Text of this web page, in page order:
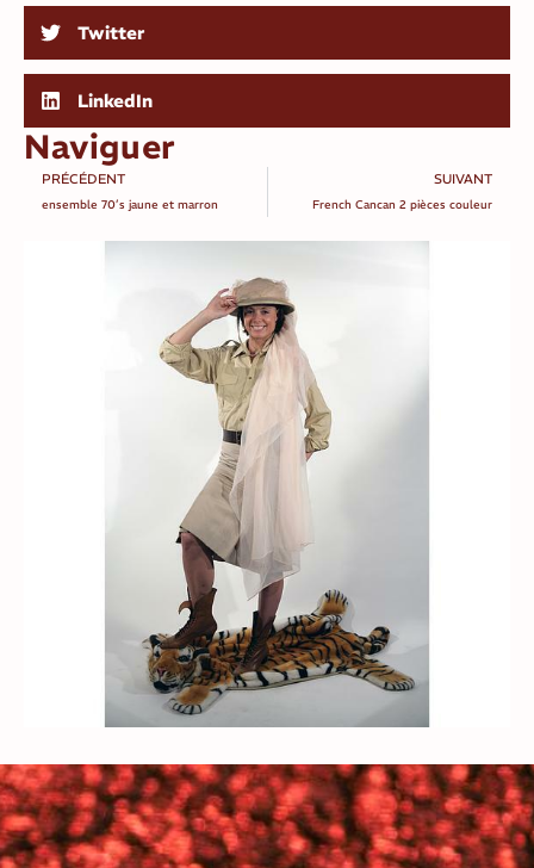
Twitter
LinkedIn
Naviguer
PRÉCÉDENT
ensemble 70’s jaune et marron
SUIVANT
French Cancan 2 pièces couleur